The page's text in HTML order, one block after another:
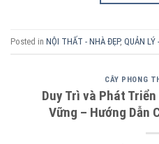
Posted in NỘI THẤT - NHÀ ĐẸP, QUẢN LÝ
CÂY PHONG
Duy Trì và Phát
Vững – Hướng Dẫn